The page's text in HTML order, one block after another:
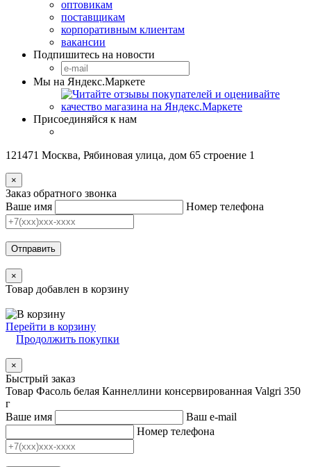
оптовикам
поставщикам
корпоративным клиентам
вакансии
Подпишитесь на новости
Мы на Яндекс.Маркете
Присоединяйся к нам
121471 Москва, Рябиновая улица, дом 65 строение 1
×
Заказ обратного звонка
Ваше имя
Номер телефона
Отправить
×
Товар добавлен в корзину
Перейти в корзину
Продолжить покупки
×
Быстрый заказ
Товар Фасоль белая Каннеллини консервированная Valgri 350
г
Ваше имя
Ваш e-mail
Номер телефона